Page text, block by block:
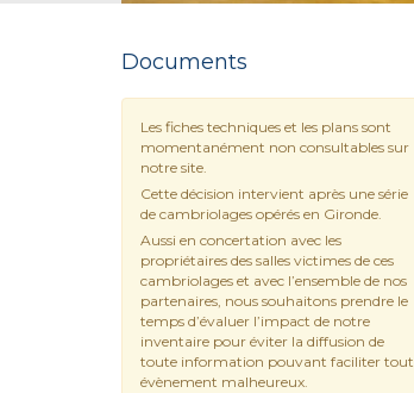
Documents
Les fiches techniques et les plans sont
momentanément non consultables sur
notre site.
Cette décision intervient après une série
de cambriolages opérés en Gironde.
Aussi en concertation avec les
propriétaires des salles victimes de ces
cambriolages et avec l’ensemble de nos
partenaires, nous souhaitons prendre le
temps d’évaluer l’impact de notre
inventaire pour éviter la diffusion de
toute information pouvant faciliter tout
évènement malheureux.